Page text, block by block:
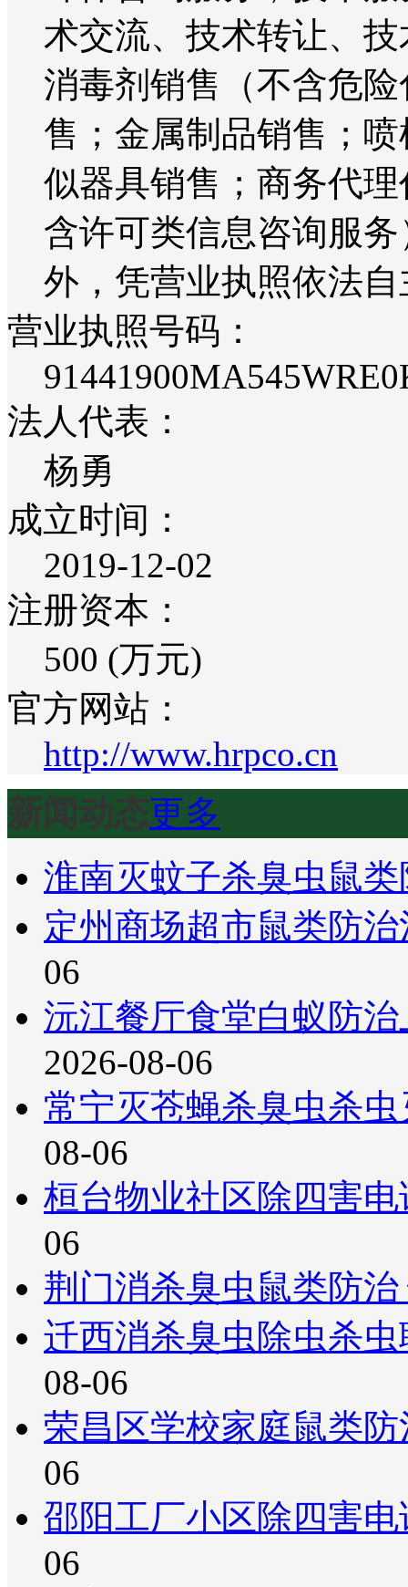
术交流、技术转让、
消毒剂销售（不含危
售；金属制品销售；
似器具销售；商务代
含许可类信息咨询服
外，凭营业执照依法
营业执照号码：
法人代表：
杨勇
成立时间：
2019-12-02
注册资本：
500 (万元)
官方网站：
http://www.hrpco.cn
新闻动态更多
淮南灭蚊子杀臭虫鼠
定州商场超市鼠类防
06
沅江餐厅食堂白蚁防
2026-08-06
常宁灭苍蝇杀臭虫杀
08-06
桓台物业社区除四害
06
荆门消杀臭虫鼠类防
迁西消杀臭虫除虫杀
08-06
荣昌区学校家庭鼠类
06
邵阳工厂小区除四害
06